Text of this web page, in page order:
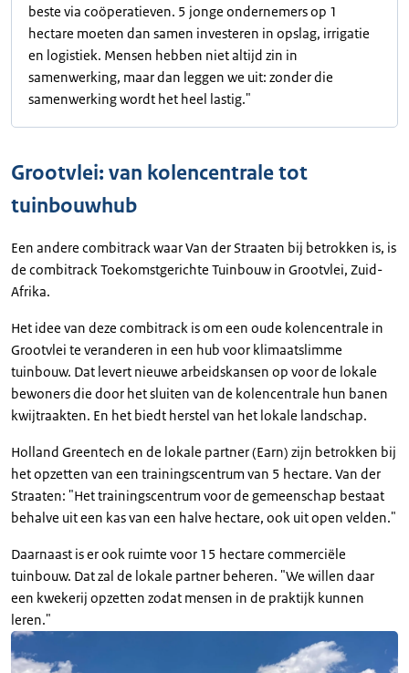
beste via coöperatieven. 5 jonge ondernemers op 1
hectare moeten dan samen investeren in opslag, irrigatie
en logistiek. Mensen hebben niet altijd zin in
samenwerking, maar dan leggen we uit: zonder die
samenwerking wordt het heel lastig."
Grootvlei: van kolencentrale tot
tuinbouwhub
Een andere combitrack waar Van der Straaten bij betrokken is, is
de combitrack Toekomstgerichte Tuinbouw in Grootvlei, Zuid-
Afrika.
Het idee van deze combitrack is om een oude kolencentrale in
Grootvlei te veranderen in een hub voor klimaatslimme
tuinbouw. Dat levert nieuwe arbeidskansen op voor de lokale
bewoners die door het sluiten van de kolencentrale hun banen
kwijtraakten. En het biedt herstel van het lokale landschap.
Holland Greentech en de lokale partner (Earn) zijn betrokken bij
het opzetten van een trainingscentrum van 5 hectare. Van der
Straaten: "Het trainingscentrum voor de gemeenschap bestaat
behalve uit een kas van een halve hectare, ook uit open velden."
Daarnaast is er ook ruimte voor 15 hectare commerciële
tuinbouw. Dat zal de lokale partner beheren. "We willen daar
een kwekerij opzetten zodat mensen in de praktijk kunnen
leren."